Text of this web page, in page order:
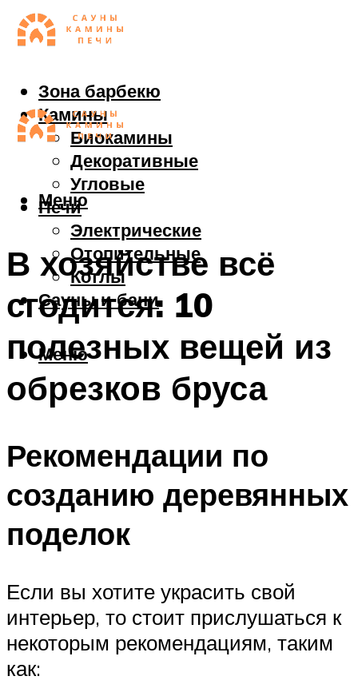
Зона барбекю
Камины
Биокамины
Декоративные
Угловые
Печи
Электрические
Отопительные
Котлы
Сауны и бани
Меню
Меню
В хозяйстве всё
сгодится: 10
полезных вещей из
обрезков бруса
Рекомендации по
созданию деревянных
поделок
Если вы хотите украсить свой
интерьер, то стоит прислушаться к
некоторым рекомендациям, таким
как: